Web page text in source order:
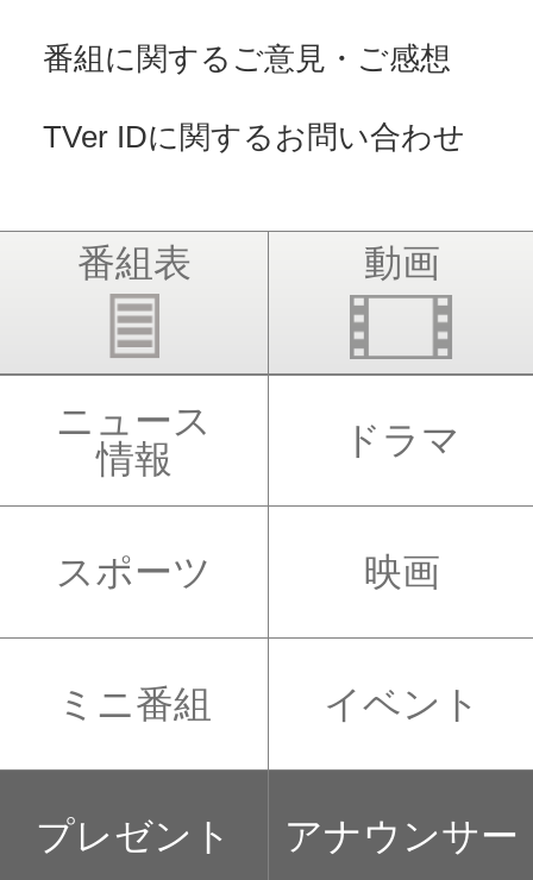
番組に関するご意見・ご感想
TVer IDに関するお問い合わせ
番組表 動画
ニュース
情報
ドラマ
スポーツ 映画
ミニ番組 イベント
プレゼント アナウンサー